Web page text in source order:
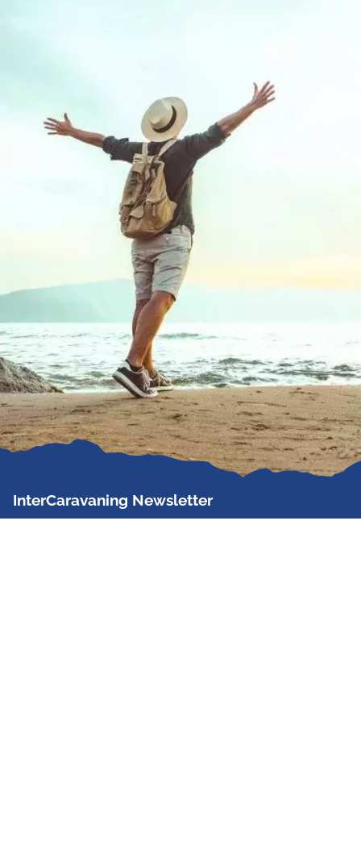
InterCaravaning Newsletter